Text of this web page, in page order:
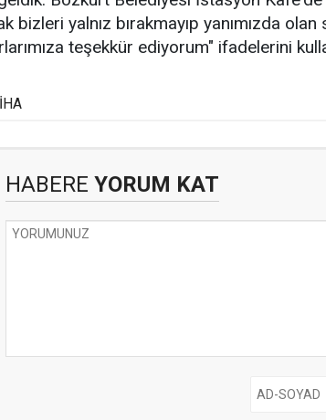
bizleri yalnız bırakmayıp yanımızda
teşekkür ediyorum" ifadelerini
İHA
HABERE YORUM KAT